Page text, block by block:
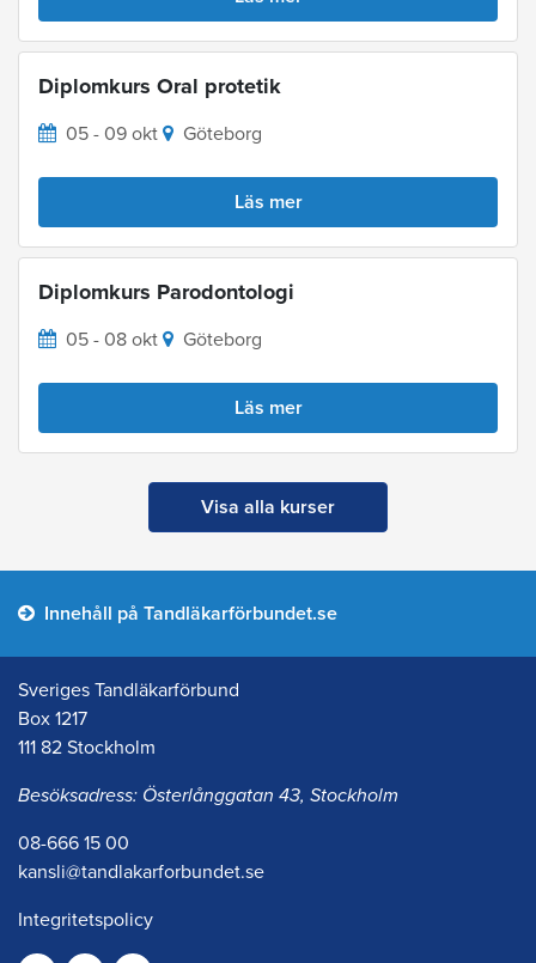
Diplomkurs Oral protetik
05 - 09 okt Göteborg
Läs mer
Diplomkurs Parodontologi
05 - 08 okt Göteborg
Läs mer
Visa alla kurser
Innehåll på Tandläkarförbundet.se
Sveriges Tandläkarförbund
Box 1217
111 82 Stockholm
Besöksadress: Österlånggatan 43, Stockholm
08-666 15 00
kansli@tandlakarforbundet.se
Integritetspolicy